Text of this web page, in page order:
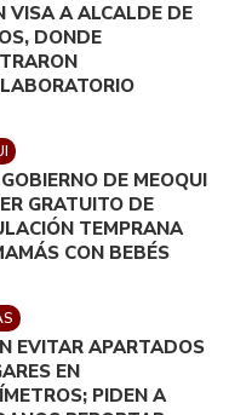
VISA A ALCALDE DE
DONDE
DE MEOQUI
GRATUITO DE
TEMPRANA
CON BEBÉS
EVITAR APARTADOS
EN
PIDEN A